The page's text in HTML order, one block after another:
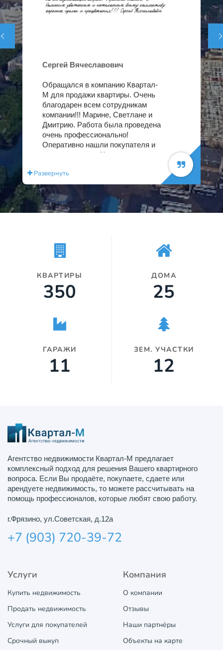


Сергей Вячеславович
Обращался в компанию Квартал-
М для продажи квартиры. Очень
благодарен всем сотрудникам
компании!!! Марине, Светлане и
Дмитрию. Работа была проведена
очень профессионально!
Оперативно нашли покупателя и
провели сделку. Хочу отметить
отзывчивость сотрудников,
быстро и доходчиво отвечали на
все возникающие вопросы.
Огромное спасибо! С большим
уважением и пожеланием всему
Вячеславович.
Развернуть
КВАРТИРЫ
350
ДОМА
25
ГАРАЖИ
11
ЗЕМ. УЧАСТКИ
12
Агентство недвижимости Квартал-М предлагает
комплексный подход для решения Вашего квартирного
вопроса. Если Вы продаёте, покупаете, сдаете или
арендуете недвижимость, то можете рассчитывать на
помощь профессионалов, которые любят свою работу.
г.Фрязино, ул.Советская, д.12а
+7 (903) 720-39-72
Услуги
Купить недвижимость
Продать недвижимость
Услуги для покупателей
Срочный выкуп
Компания
О компании
Отзывы
Наши партнёры
Объекты на карте